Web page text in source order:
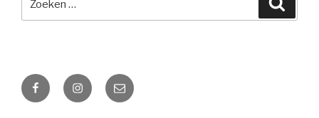
naar:
FacebookInstagramEmail